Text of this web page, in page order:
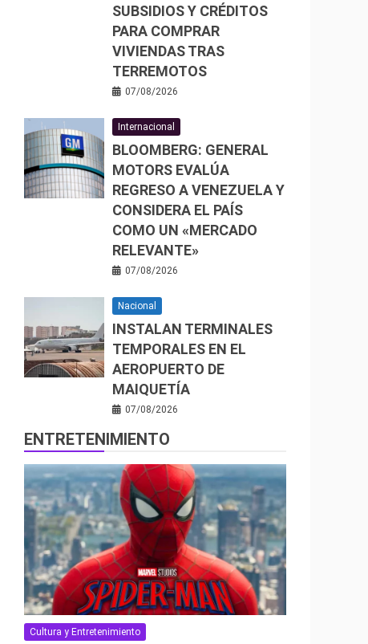
SUBSIDIOS Y CRÉDITOS
PARA COMPRAR
VIVIENDAS TRAS
TERREMOTOS
07/08/2026
Internacional
BLOOMBERG: GENERAL
MOTORS EVALÚA
REGRESO A VENEZUELA Y
CONSIDERA EL PAÍS
COMO UN «MERCADO
RELEVANTE»
07/08/2026
Nacional
INSTALAN TERMINALES
TEMPORALES EN EL
AEROPUERTO DE
MAIQUETÍA
07/08/2026
ENTRETENIMIENTO
Cultura y Entretenimiento